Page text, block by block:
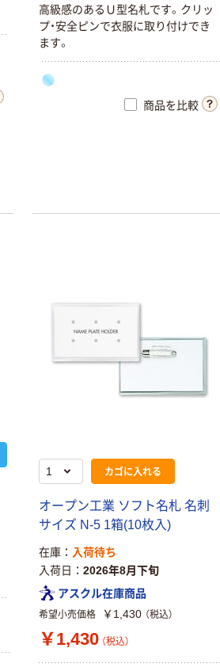
高級感のあるＵ型名札です。クリッ
プ・安全ピンで衣服に取り付けでき
ます。
商品を比較
カゴに入れる
オープン工業 ソフト名札 名刺
サイズ N-5 1箱(10枚入)
在庫
入荷待ち
入荷日
2026年8月下旬
アスクル在庫商品
希望小売価格 ￥1,430 （税込）
￥1,430 （税込）